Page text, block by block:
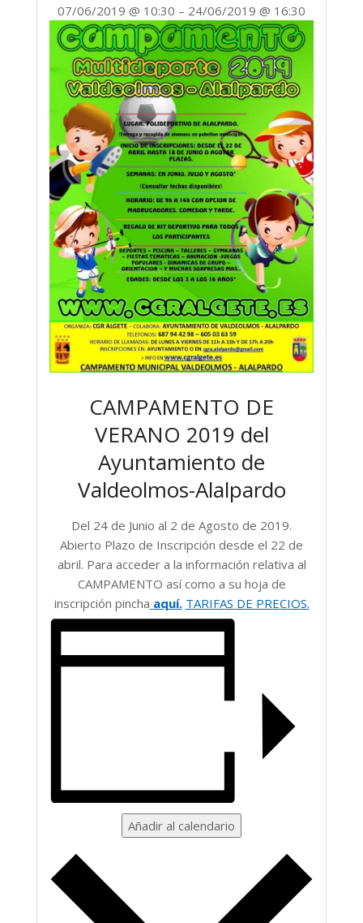
07/06/2019 @ 10:30 – 24/06/2019 @ 16:30
CAMPAMENTO DE
VERANO 2019 del
Ayuntamiento de
Valdeolmos-Alalpardo
Del 24 de Junio al 2 de Agosto de 2019.
Abierto Plazo de Inscripción desde el 22 de
abril. Para acceder a la información relativa al
CAMPAMENTO así como a su hoja de
inscripción pincha aquí. TARIFAS DE PRECIOS.
Añadir al calendario